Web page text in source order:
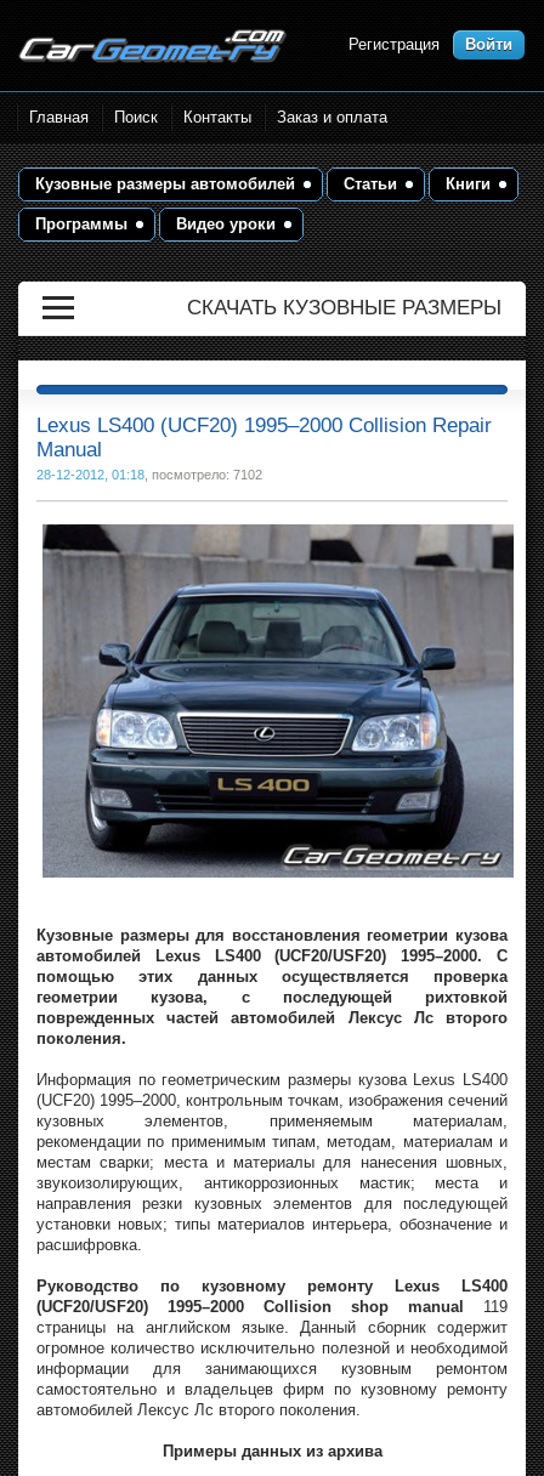
Размеры кузова автомобилей.
Контрольные точки и кузовные
размеры. Геометрия кузова
Регистрация Войти
Главная Поиск Контакты Заказ и оплата
Кузовные размеры автомобилей Статьи Книги
Программы Видео уроки
СКАЧАТЬ КУЗОВНЫЕ РАЗМЕРЫ
Lexus LS400 (UCF20) 1995–2000 Collision Repair
Manual
28-12-2012, 01:18 , посмотрело: 7102
Кузовные размеры для восстановления геометрии кузова
автомобилей Lexus LS400 (UCF20/USF20) 1995–2000. С
помощью этих данных осуществляется проверка
геометрии кузова, с последующей рихтовкой
поврежденных частей автомобилей Лексус Лс второго
поколения.
Информация по геометрическим размеры кузова Lexus LS400
(UCF20) 1995–2000, контрольным точкам, изображения сечений
кузовных элементов, применяемым материалам,
рекомендации по применимым типам, методам, материалам и
местам сварки; места и материалы для нанесения шовных,
звукоизолирующих, антикоррозионных мастик; места и
направления резки кузовных элементов для последующей
установки новых; типы материалов интерьера, обозначение и
расшифровка.
Руководство по кузовному ремонту Lexus LS400
(UCF20/USF20) 1995–2000 Collision shop manual
119
страницы на английском языке. Данный сборник содержит
огромное количество исключительно полезной и необходимой
информации для занимающихся кузовным ремонтом
самостоятельно и владельцев фирм по кузовному ремонту
автомобилей Лексус Лс второго поколения.
Примеры данных из архива